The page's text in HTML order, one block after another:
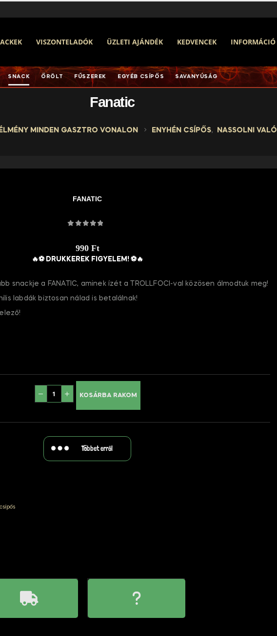
VISZONTELADÓK ÜZLETI AJÁNDÉK KEDVENCEK INFORMÁCIÓ
SNACK ŐRÖLT FŰSZEREK EGYÉB CSÍPŐS SAVANYÚSÁG
Fanatic
MINDEN GASZTRO VONALON ENYHÉN CSÍPŐS, NASSOLNI VALÓ
FANATIC
990 Ft
🔥⚽️ DRUKKEREK FIGYELEM! ⚽️🔥
snackje a FANATIC, aminek ízét a TROLLFOCI-val közösen álmodtuk meg!
labdák biztosan nálad is betalálnak!
KOSÁRBA RAKOM
Többet erről
SZÁLLÍTÁS KÉRDÉSED VAN?